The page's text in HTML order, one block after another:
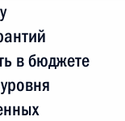
в бюджете